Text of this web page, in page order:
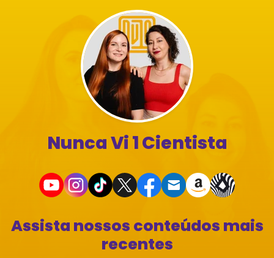
Nunca Vi 1 Cientista
Assista nossos conteúdos mais
recentes